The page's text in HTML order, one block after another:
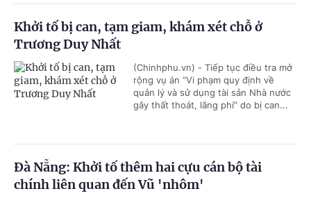
Khởi tố bị can, tạm giam, khám xét chỗ ở
Trương Duy Nhất
(Chinhphu.vn) - Tiếp tục điều tra mở
rộng vụ án “Vi phạm quy định về
quản lý và sử dụng tài sản Nhà nước
gây thất thoát, lãng phí” do bị can...
Đà Nẵng: Khởi tố thêm hai cựu cán bộ tài
chính liên quan đến Vũ 'nhôm'